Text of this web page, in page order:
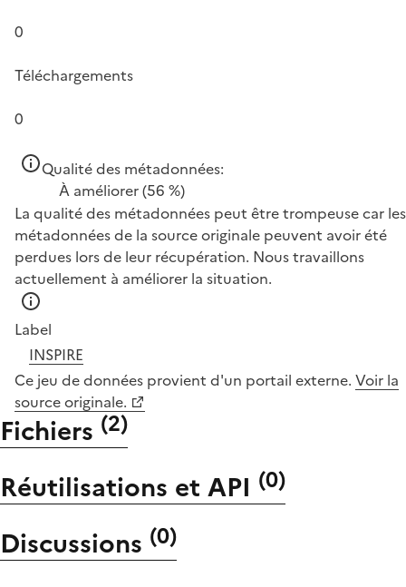
0
Téléchargements
0
Qualité des métadonnées:
À améliorer(56 %)
La qualité des métadonnées peut être trompeuse car les
métadonnées de la source originale peuvent avoir été
perdues lors de leur récupération. Nous travaillons
actuellement à améliorer la situation.
Label
INSPIRE
Ce jeu de données provient d'un portail externe. Voir la
source originale.
Fichiers (2)
Réutilisations et API (0)
Discussions (0)